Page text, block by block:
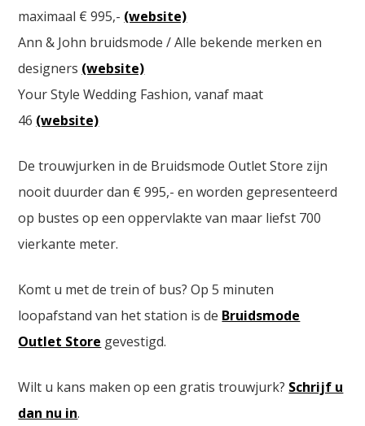
maximaal € 995,- (website)
Ann & John bruidsmode / Alle bekende merken en
designers (website)
Your Style Wedding Fashion, vanaf maat
46 (website)
De trouwjurken in de Bruidsmode Outlet Store zijn
nooit duurder dan € 995,- en worden gepresenteerd
op bustes op een oppervlakte van maar liefst 700
vierkante meter.
Komt u met de trein of bus? Op 5 minuten
loopafstand van het station is de Bruidsmode
Outlet Store gevestigd.
Wilt u kans maken op een gratis trouwjurk? Schrijf u
dan nu in.